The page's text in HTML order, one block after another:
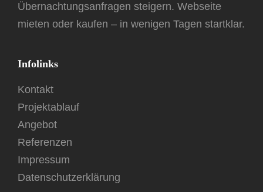
Übernachtungsanfragen steigern. Webseite
mieten oder kaufen – in wenigen Tagen startklar.
Infolinks
Kontakt
Projektablauf
Angebot
Referenzen
Impressum
Datenschutzerklärung